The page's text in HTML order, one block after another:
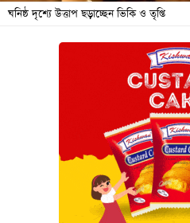
চাকরি
ঘনিষ্ঠ দৃশ্যে উত্তাপ ছড়াচ্ছেন ভিকি ও তৃপ্তি